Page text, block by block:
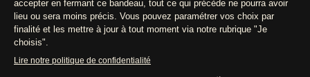
Contact / Assistance
Conditions générales de vente
Mentions légales